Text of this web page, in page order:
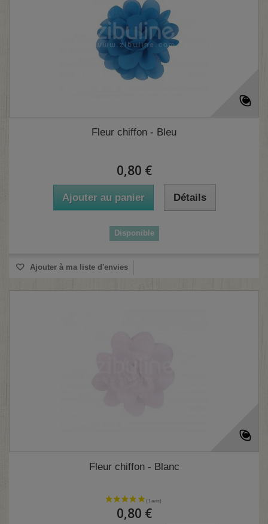
Fleur chiffon - Bleu
0,80 €
Ajouter au panier Détails
Disponible
Ajouter à ma liste d'envies
Fleur chiffon - Blanc
0,80 €